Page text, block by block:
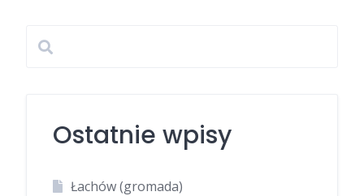
Ostatnie wpisy
Łachów (gromada)